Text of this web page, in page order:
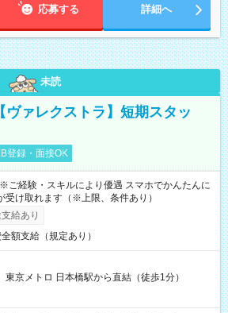
応募する 詳細へ
未読
ヴァレクストラ】短期スタッ
登録・面接OK
経験・スキルにより優遇 スマホでかんたんに
受け取れます（※上限、条件あり）
給あり
額支給（規定あり）
京メトロ 日本橋駅から直結（徒歩1分）